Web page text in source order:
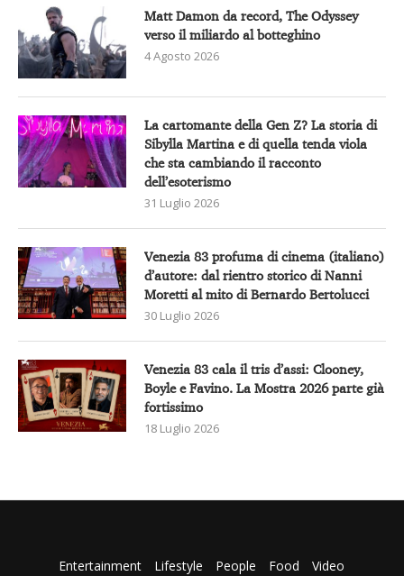
Matt Damon da record, The Odyssey
verso il miliardo al botteghino
4 Agosto 2026
La cartomante della Gen Z? La storia di
Sibylla Martina e di quella tenda viola
che sta cambiando il racconto
dell’esoterismo
31 Luglio 2026
Venezia 83 profuma di cinema (italiano)
d’autore: dal rientro storico di Nanni
Moretti al mito di Bernardo Bertolucci
30 Luglio 2026
Venezia 83 cala il tris d’assi: Clooney,
Boyle e Favino. La Mostra 2026 parte già
fortissimo
18 Luglio 2026
Entertainment Lifestyle People Food Video